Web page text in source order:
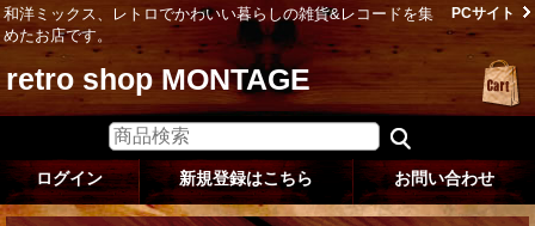
和洋ミックス、レトロでかわいい暮らしの雑貨&レコードを集
めたお店です。
PCサイト
retro shop MONTAGE
ログイン 新規登録はこちら お問い合わせ